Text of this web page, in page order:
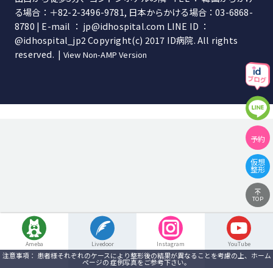
る場合：＋82-2-3496-9781, 日本からかける場合：03-6868-
8780 | E-mail ： jp@idhospital.com LINE ID ：
@idhospital_jp2 Copyright(c) 2017 ID病院. All rights
reserved. | View Non-AMP Version
予約
仮想
整形
TOP
Ameba Livedoor Instagram YouTube
注意事項： 患者様それぞれのケースにより整形後の結果が異なることを考慮の上、ホーム
ページの 症例写真をご参考下さい。